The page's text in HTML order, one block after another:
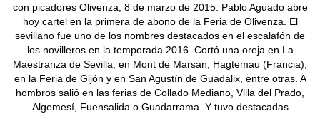
con picadores Olivenza, 8 de marzo de 2015. Pablo Aguado abre
hoy cartel en la primera de abono de la Feria de Olivenza. El
sevillano fue uno de los nombres destacados en el escalafón de
los novilleros en la temporada 2016. Cortó una oreja en La
Maestranza de Sevilla, en Mont de Marsan, Hagtemau (Francia),
en la Feria de Gijón y en San Agustín de Guadalix, entre otras. A
hombros salió en las ferias de Collado Mediano, Villa del Prado,
Algemesí, Fuensalida o Guadarrama. Y tuvo destacadas